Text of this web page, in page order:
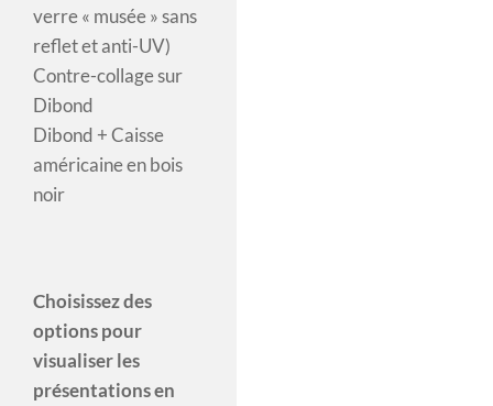
verre « musée » sans
reflet et anti-UV)
Contre-collage sur
Dibond
Dibond + Caisse
américaine en bois
noir
Choisissez des
options pour
visualiser les
présentations en